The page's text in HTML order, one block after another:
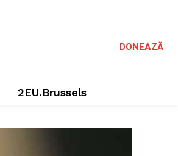
DONEAZĂ
2EU.Brussels